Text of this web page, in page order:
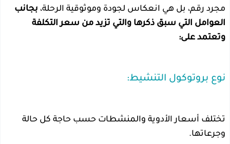
مجرد رقم، بل هي انعكاس لجودة وموثوقية الرحلة، بجانب
العوامل التي سبق ذكرها والتي تزيد من سعر التكلفة
وتعتمد على:
نوع بروتوكول التنشيط:
تختلف أسعار الأدوية والمنشطات حسب حاجة كل حالة
وجرعاتها.